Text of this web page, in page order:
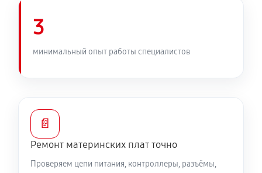
3
минимальный опыт работы специалистов
📄
Ремонт материнских плат точно
Проверяем цепи питания, контроллеры, разъёмы,